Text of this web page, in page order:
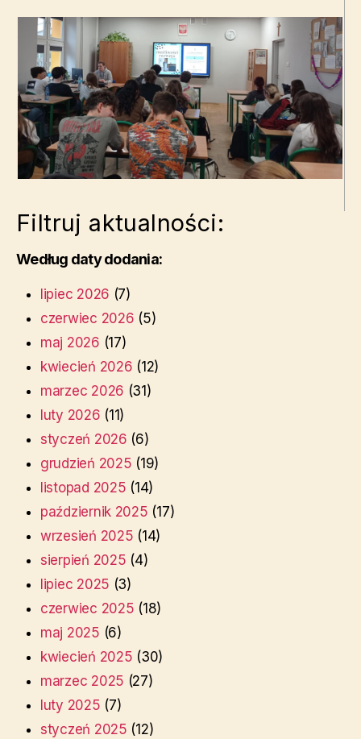
Filtruj aktualności:
Według daty dodania:
lipiec 2026 (7)
czerwiec 2026 (5)
maj 2026 (17)
kwiecień 2026 (12)
marzec 2026 (31)
luty 2026 (11)
styczeń 2026 (6)
grudzień 2025 (19)
listopad 2025 (14)
październik 2025 (17)
wrzesień 2025 (14)
sierpień 2025 (4)
lipiec 2025 (3)
czerwiec 2025 (18)
maj 2025 (6)
kwiecień 2025 (30)
marzec 2025 (27)
luty 2025 (7)
styczeń 2025 (12)